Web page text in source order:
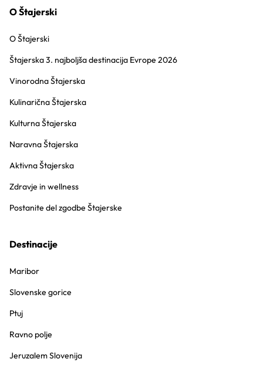
O Štajerski
O Štajerski
Štajerska 3. najboljša destinacija Evrope 2026
Vinorodna Štajerska
Kulinarična Štajerska
Kulturna Štajerska
Naravna Štajerska
Aktivna Štajerska
Zdravje in wellness
Postanite del zgodbe Štajerske
Destinacije
Maribor
Slovenske gorice
Ptuj
Ravno polje
Jeruzalem Slovenija